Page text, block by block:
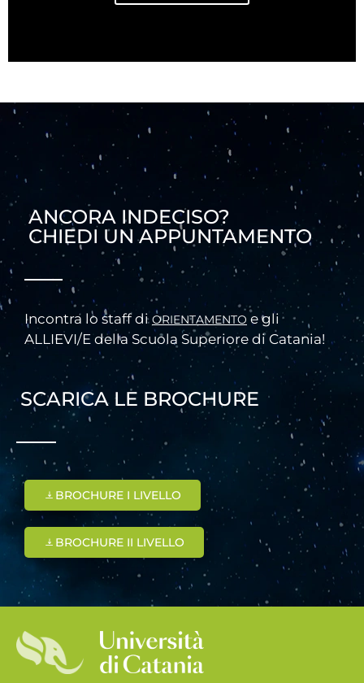
ANCORA INDECISO?
CHIEDI UN APPUNTAMENTO
Incontra lo staff diORIENTAMENTO e gli
ALLIEVI/E della Scuola Superiore di Catania!
SCARICA LE BROCHURE
BROCHURE I LIVELLO
BROCHURE II LIVELLO